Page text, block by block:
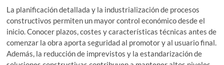
La planificación detallada y la industrialización de procesos
constructivos permiten un mayor control económico desde el
inicio. Conocer plazos, costes y características técnicas antes de
comenzar la obra aporta seguridad al promotor y al usuario final.
Además, la reducción de imprevistos y la estandarización de